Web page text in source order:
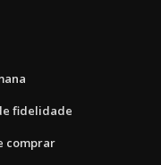
fidelidade
comprar